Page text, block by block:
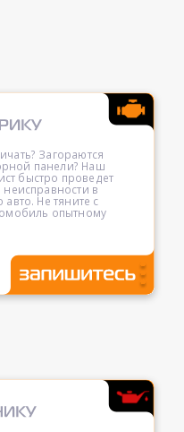
Загораются
панели? Наш
быстро проведет
неисправности в
Не тяните с
опытному